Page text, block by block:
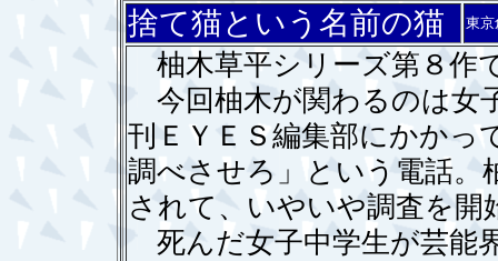
捨て猫という名前の猫 東京
柚木草平シリーズ第８作
今回柚木が関わるのは女
刊ＥＹＥＳ編集部にかかっ
調べさせろ」という電話。
されて、いやいや調査を開
死んだ女子中学生が芸能